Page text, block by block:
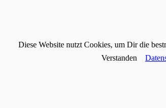
Diese Website nutzt Cookies, um Dir die
Verstanden